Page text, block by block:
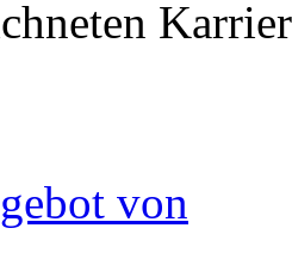
von